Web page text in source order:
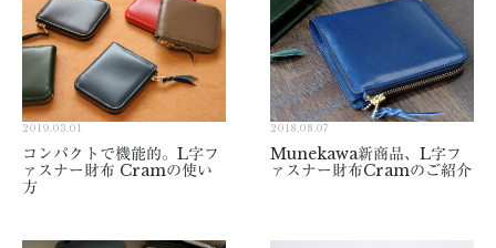
2019.03.01
コンパクトで機能的。L字フ
ァスナー財布 Cramの使い
方
2018.08.07
Munekawa新商品、L字フ
ァスナー財布Cramのご紹介